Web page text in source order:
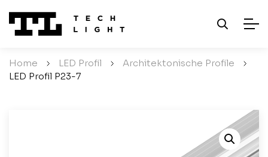
Home / LED Profil / Architektonische Profile
/
LED Profil P23-7